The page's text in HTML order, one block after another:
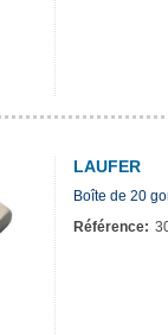
LAUFER
Boîte de 20
Référence: